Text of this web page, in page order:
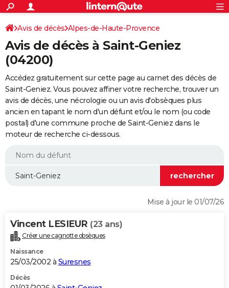
ACTUALITÉS
Politique
Société
Faits Divers
Education
Monde
Villes
+
SPORT
Coupe du monde 2026
Football
Tennis
Cyclisme
Rugby
Forum
FINANCE
Retraite
Impôts
Epargne
Immobilier
Risques naturels par ville
Banque
Assurance
Crédit
Essais
Réserver un essai
Citadines
Berlines
SUV
Forum auto
+
HIGH-TECH
Mobiles
Meilleur smartphone
Internet
Ordinateurs
Jeux vidéo
Guide high-tech
+BRICOLAGE
Forum
Aménagement intérieur
Extérieur
Cuisine
Salle de bains
Jardinage
Rangement
WEEK-END
Guides de France
Escapades
Patrimoine
Expositions
Musées
Week-end nature
LIFESTYLE
Alimentation
Guide de la santé
Maladies
Médicaments
Sommeil
VOYAGE
Destinations
City break
Voyage nature
Voyage de noces
Forum
Climat
+PHOTO
GUIDES D'ACHAT
BONS PLANS
S'inscrire
Connexion
Avis de décès Alpes-de-Haute-Provence
Avis de décès à Saint-Geniez
(04200)
Accédez gratuitement sur cette page au carnet des décès de
Saint-Geniez. Vous pouvez affiner votre recherche, trouver un
avis de décès, une nécrologie ou un avis d'obsèques plus
ancien en tapant le nom d'un défunt et/ou le nom (ou code
postal) d'une commune proche de Saint-Geniez dans le
moteur de recherche ci-dessous.
Mise à jour le 01/07/26
Vincent LESIEUR (23 ans)
Créer une cagnotte obsèques
Naissance
25/03/2002 à Suresnes
Décès